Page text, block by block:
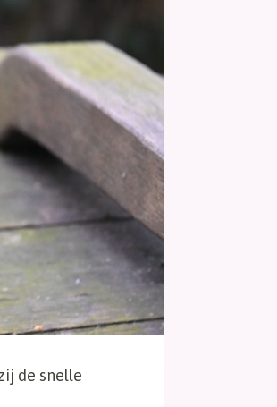
de snelle